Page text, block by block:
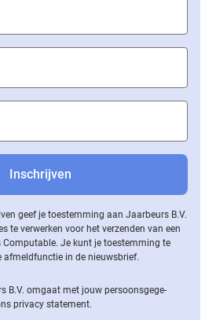
geef je toestemming aan Jaarbeurs B.V.
te verwerken voor het verzenden van een
Je kunt je toestemming te
af­meld­func­tie in de nieuwsbrief.
B.V. omgaat met jouw per­soons­ge­ge­
privacy statement.